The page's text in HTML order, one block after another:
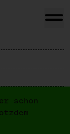
schon